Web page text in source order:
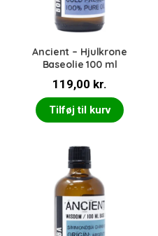
Ancient – Hjulkrone
Baseolie 100 ml
119,00 kr.
Tilføj til kurv